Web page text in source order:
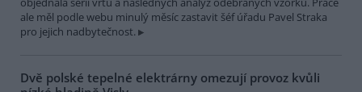
ale měl podle webu minulý měsíc zastavit šéf úřadu Pavel Straka
pro jejich nadbytečnost.
Dvě polské tepelné elektrárny omezují provoz kvůli